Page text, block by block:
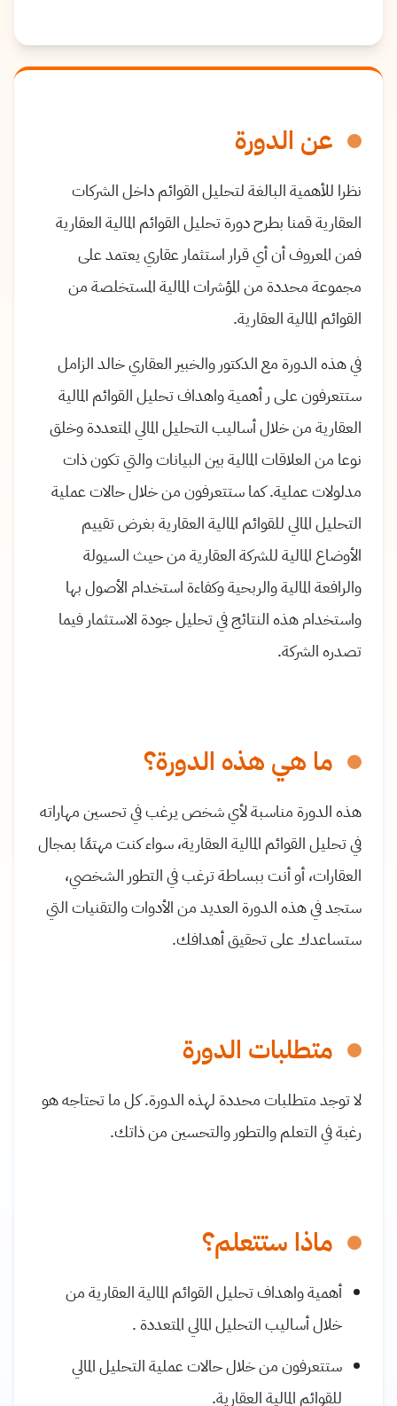
عن الدورة
نظرا للأهمية البالغة لتحليل القوائم داخل الشركات
العقارية قمنا بطرح دورة تحليل القوائم المالية العقارية
فمن المعروف أن أي قرار استثمار عقاري يعتمد على
مجموعة محددة من المؤشرات المالية المستخلصة من
القوائم المالية العقارية.
في هذه الدورة مع الدكتور والخبير العقاري خالد الزامل
ستتعرفون على ر أهمية واهداف تحليل القوائم المالية
العقارية من خلال أساليب التحليل المالي المتعددة وخلق
نوعا من العلاقات المالية بين البيانات والتي تكون ذات
مدلولات عملية. كما ستتعرفون من خلال حالات عملية
التحليل المالي للقوائم المالية العقارية بغرض تقييم
الأوضاع المالية للشركة العقارية من حيث السيولة
والرافعة المالية والربحية وكفاءة استخدام الأصول بها
واستخدام هذه النتائج في تحليل جودة الاستثمار فيما
تصدره الشركة.
ما هي هذه الدورة؟
هذه الدورة مناسبة لأي شخص يرغب في تحسين مهاراته
في تحليل القوائم المالية العقارية، سواء كنت مهتمًا بمجال
العقارات، أو أنت ببساطة ترغب في التطور الشخصي،
ستجد في هذه الدورة العديد من الأدوات والتقنيات التي
ستساعدك على تحقيق أهدافك.
متطلبات الدورة
لا توجد متطلبات محددة لهذه الدورة. كل ما تحتاجه هو
رغبة في التعلم والتطور والتحسين من ذاتك.
ماذا ستتعلم؟
أهمية واهداف تحليل القوائم المالية العقارية من
خلال أساليب التحليل المالي المتعددة .
ستتعرفون من خلال حالات عملية التحليل المالي
للقوائم المالية العقارية.